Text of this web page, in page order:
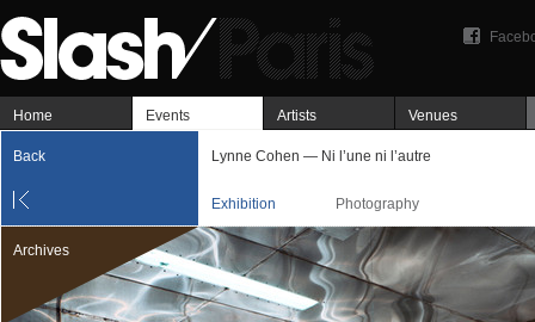
Home Events Artists Venues
Back Lynne Cohen — Ni l’une ni l’autre
Exhibition Photography
Archives